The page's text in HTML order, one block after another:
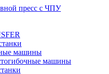
пресс с ЧПУ
машины
машины